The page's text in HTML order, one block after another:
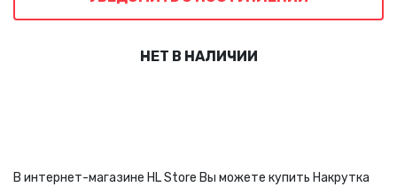
НЕТ В НАЛИЧИИ
В интернет-магазине HL Store Вы можете купить Накрутка